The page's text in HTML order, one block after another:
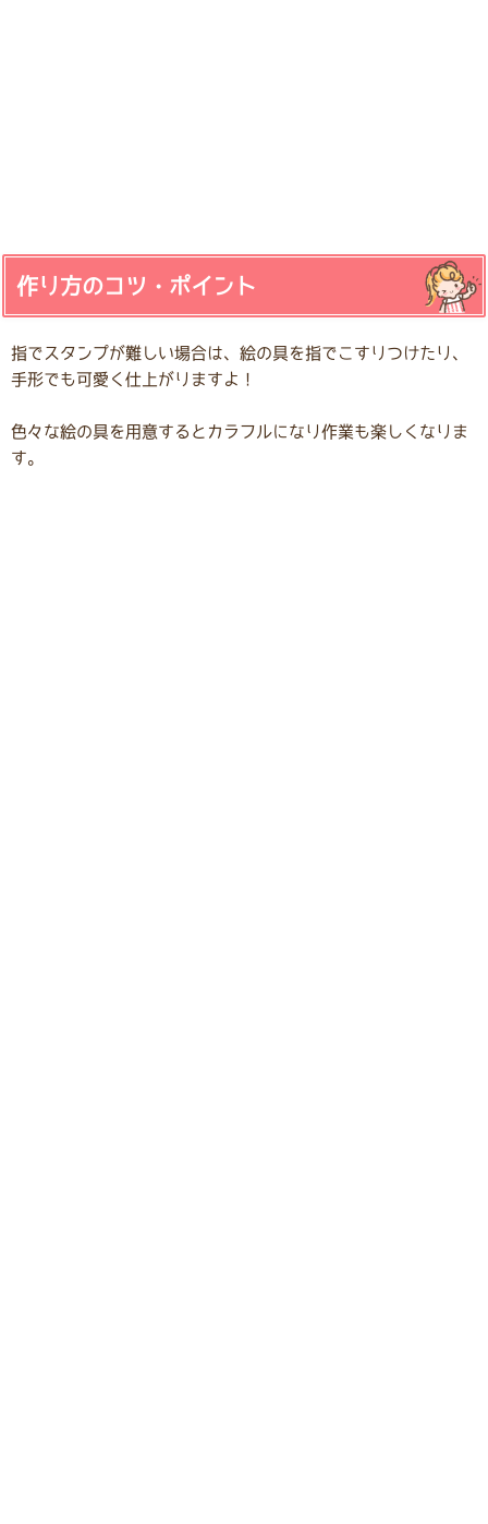
作り方のコツ・ポイント
指でスタンプが難しい場合は、絵の具を指でこすりつけたり、
手形でも可愛く仕上がりますよ！
色々な絵の具を用意するとカラフルになり作業も楽しくなりま
す。